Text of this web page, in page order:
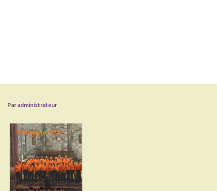
Paradministrateur